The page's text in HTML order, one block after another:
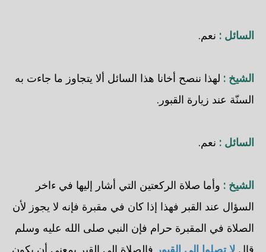
السائل : نعم.
الشيخ : لهذا ننصح أخانا هذا السائل ألا يتجاوز ما جاءت به
السنّة عند زيارة القبور.
السائل : نعم.
الشيخ : وأما صلاة الركعتين التي أشار إليها في ءاخر
السؤال عند القبر فهذا إذا كان في مقبرة فإنه لا يجوز لأن
الصلاة في المقبرة حرام فإن النبي صلى الله عليه وسلم